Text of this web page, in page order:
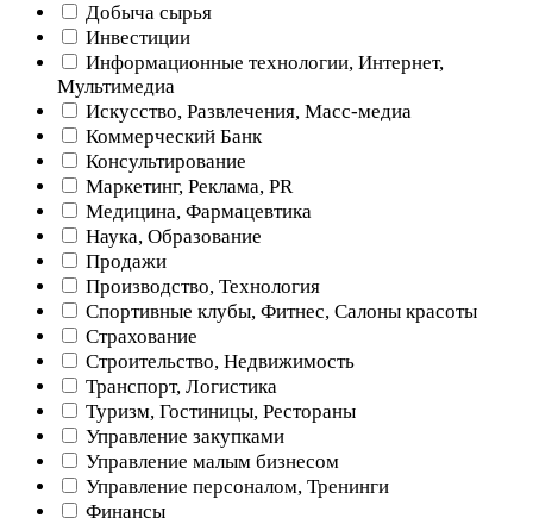
Добыча cырья
Инвестиции
Информационные технологии, Интернет,
Мультимедиа
Искусство, Развлечения, Масс-медиа
Коммерческий Банк
Консультирование
Маркетинг, Реклама, PR
Медицина, Фармацевтика
Наука, Образование
Продажи
Производство, Технология
Спортивные клубы, Фитнес, Салоны красоты
Страхование
Строительство, Недвижимость
Транспорт, Логистика
Туризм, Гостиницы, Рестораны
Управление закупками
Управление малым бизнесом
Управление персоналом, Тренинги
Финансы